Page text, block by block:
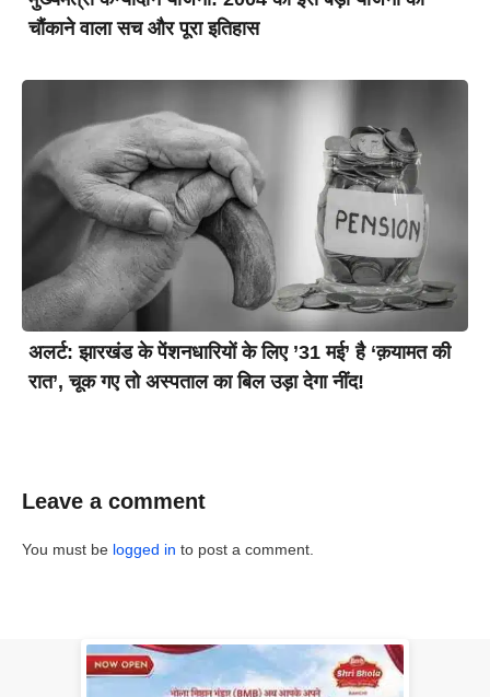
चौंकाने वाला सच और पूरा इतिहास
अलर्ट: झारखंड के पेंशनधारियों के लिए ’31 मई’ है ‘क़यामत की
रात’, चूक गए तो अस्पताल का बिल उड़ा देगा नींद!
Leave a comment
You must be logged in to post a comment.